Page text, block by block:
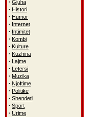
· Gjuha
· Histori
· Humor
· Internet
· Intimitet
· Kombi
· Kulture
· Kuzhina
· Lajme
· Letersi
· Muzika
· Njoftime
· Politike
· Shendeti
· Sport
· Urime